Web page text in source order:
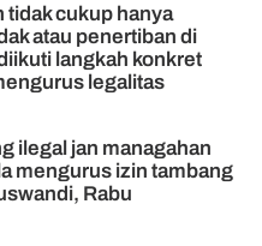
cukup hanya
atau penertiban di
langkah konkret
legalitas
ilegal jan managahan
mengurus izin tambang
Rabu